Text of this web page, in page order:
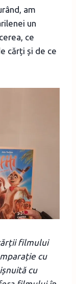
am
un
ce
cărți și de ce
filmului
cu
cu